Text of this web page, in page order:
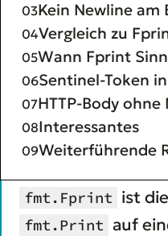
Kein Newline am
Vergleich zu
Wann Fprint
Sentinel-Token
HTTP-Body ohne
Interessantes
Weiterführende
fmt.Fprint ist
fmt.Print auf